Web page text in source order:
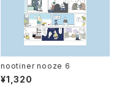
nootiner nooze 6
¥1,320